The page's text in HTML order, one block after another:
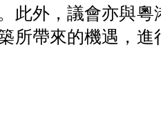
此外，議會亦與
所帶來的機遇，